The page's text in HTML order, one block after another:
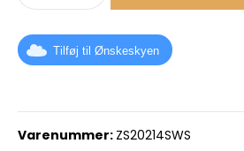
Tilføj til Ønskeskyen
Varenummer: ZS20214SWS